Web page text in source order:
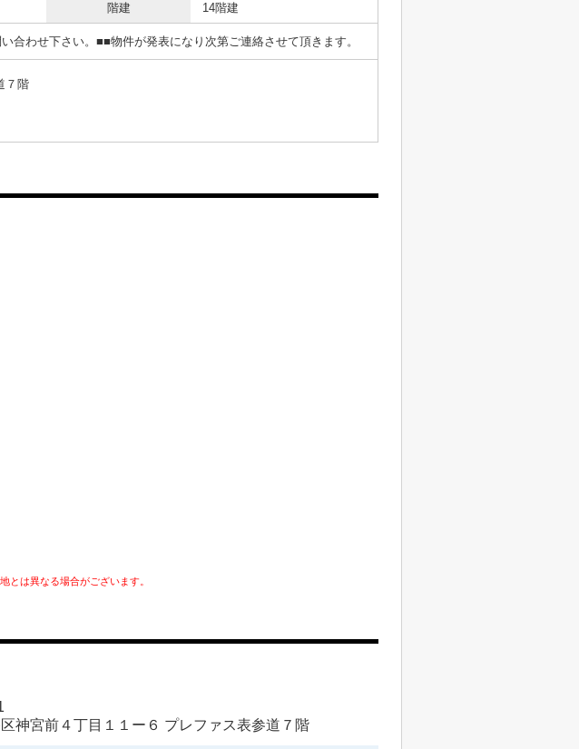
階建 14階建
合わせ下さい。■■物件が発表になり次第ご連絡させて頂きます。
７階
とは異なる場合がございます。
神宮前４丁目１１ー６ プレファス表参道７階